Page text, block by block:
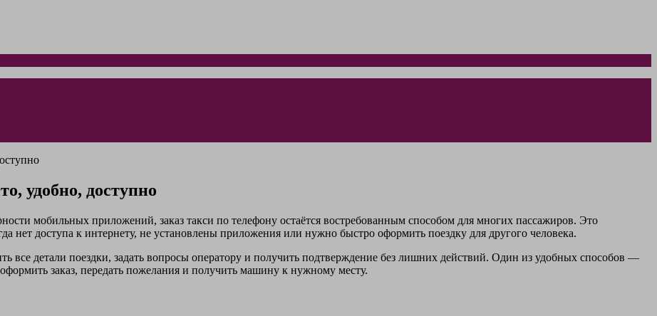
удобно, доступно
мобильных приложений, заказ такси по телефону остаётся востребованным способом для многих пассажиров. Это
нет доступа к интернету, не установлены приложения или нужно быстро оформить поездку для другого человека.
все детали поездки, задать вопросы оператору и получить подтверждение без лишних действий. Один из удобных способов —
заказ, передать пожелания и получить машину к нужному месту.